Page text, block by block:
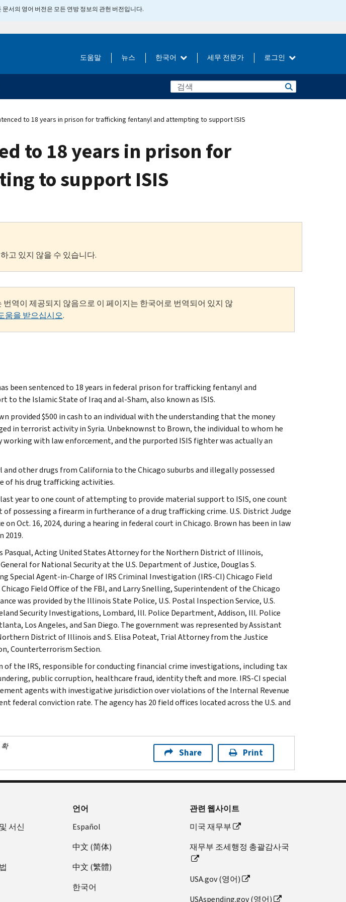
서의 영어 버전은 모든 연방 정보의 관헌 버전입니다.
도움말 뉴스 한국어 세무 전문가 로그인
to 18 years in prison for trafficking fentanyl and attempting to support ISIS
to 18 years in prison for
to support ISIS
고 있지 않을 수 있습니다.
번역이 제공되지 않음으로 이 페이지는 한국어로 번역되어 있지 않
움을 받으십시오.
been sentenced to 18 years in federal prison for trafficking fentanyl and
the Islamic State of Iraq and al-Sham, also known as ISIS.
provided $500 in cash to an individual with the understanding that the money
in terrorist activity in Syria. Unbeknownst to Brown, the individual to whom he
with law enforcement, and the purported ISIS fighter was actually an
other drugs from California to the Chicago suburbs and illegally possessed
of his drug trafficking activities.
year to one count of attempting to provide material support to ISIS, one count
possessing a firearm in furtherance of a drug trafficking crime. U.S. District Judge
on Oct. 16, 2024, during a hearing in federal court in Chicago. Brown has been in law
2019.
Pasqual, Acting United States Attorney for the Northern District of Illinois,
for National Security at the U.S. Department of Justice, Douglas S.
Special Agent-in-Charge of IRS Criminal Investigation (IRS-CI) Chicago Field
Field Office of the FBI, and Larry Snelling, Superintendent of the Chicago
was provided by the Illinois State Police, U.S. Postal Inspection Service, U.S.
Security Investigations, Lombard, Ill. Police Department, Addison, Ill. Police
Los Angeles, and San Diego. The government was represented by Assistant
District of Illinois and S. Elisa Poteat, Trial Attorney from the Justice
Counterterrorism Section.
of the IRS, responsible for conducting financial crime investigations, including tax
public corruption, healthcare fraud, identity theft and more. IRS-CI special
agents with investigative jurisdiction over violations of the Internal Revenue
federal conviction rate. The agency has 20 field offices located across the U.S. and
Share Print
서신
언어
Español
中文 (简体)
中文 (繁體)
한국어
관련 웹사이트
미국 재무부
재무부 조세행정 총괄감사국
USA.gov (영어)
USAspending.gov (영어)